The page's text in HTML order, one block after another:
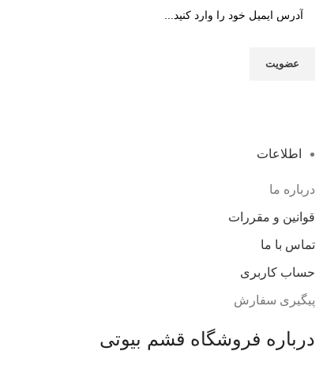
اطلاعات
درباره ما
قوانین و مقررات
تماس با ما
حساب کاربری
پیگیری سفارش
درباره فروشگاه قشم بیوتی